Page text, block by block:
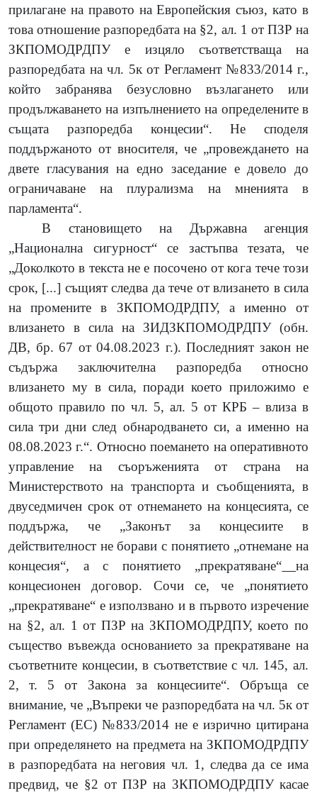
прилагане на правото на Европейския съюз, като в
това отношение разпоредбата на §2, ал. 1 от ПЗР на
ЗКПОМОДРДПУ е изцяло съответстваща на
разпоредбата на чл. 5к от Регламент №833/2014 г.,
който забранява безусловно възлагането или
продължаването на изпълнението на определените в
същата разпоредба концесии“. Не споделя
поддържаното от вносителя, че „провеждането на
двете гласувания на едно заседание е довело до
ограничаване на плурализма на мненията в
парламента“.
В становището на Държавна агенция
„Национална сигурност“ се застъпва тезата, че
„Доколкото в текста не е посочено от кога тече този
срок, [...] същият следва да тече от влизането в сила
на промените в ЗКПОМОДРДПУ, а именно от
влизането в сила на ЗИДЗКПОМОДРДПУ (обн.
ДВ, бр. 67 от 04.08.2023 г.). Последният закон не
съдържа заключителна разпоредба относно
влизането му в сила, поради което приложимо е
общото правило по чл. 5, ал. 5 от КРБ – влиза в
сила три дни след обнародването си, а именно на
08.08.2023 г.“. Относно поемането на оперативното
управление на съоръженията от страна на
Министерството на транспорта и съобщенията, в
двуседмичен срок от отнемането на концесията, се
поддържа, че „Законът за концесиите в
действителност не борави с понятието „отнемане на
концесия“, а с понятието „прекратяване“
на
концесионен договор. Сочи се, че „понятието
„прекратяване“ е използвано и в първото изречение
на §2, ал. 1 от ПЗР на ЗКПОМОДРДПУ, което по
същество въвежда основанието за прекратяване на
съответните концесии, в съответствие с чл. 145, ал.
2, т. 5 от Закона за концесиите“. Обръща се
внимание, че „Въпреки че разпоредбата на чл. 5к от
Регламент (ЕС) №833/2014 не е изрично цитирана
при определянето на предмета на ЗКПОМОДРДПУ
в разпоредбата на неговия чл. 1, следва да се има
предвид, че §2 от ПЗР на ЗКПОМОДРДПУ касае